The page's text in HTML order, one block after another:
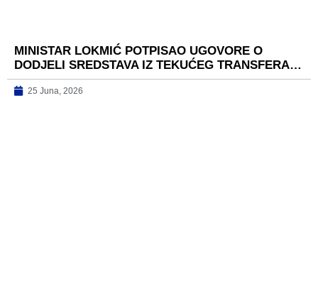
MINISTAR LOKMIĆ POTPISAO UGOVORE O
DODJELI SREDSTAVA IZ TEKUĆEG TRANSFERA…
25 Juna, 2026